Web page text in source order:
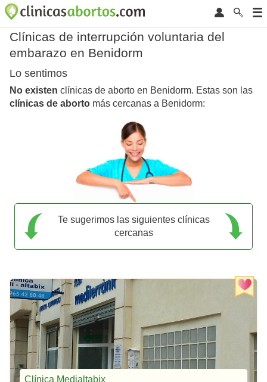
Clínicas de interrupción voluntaria del
embarazo en Benidorm
Lo sentimos
No existen clínicas de aborto en Benidorm. Estas son las
clínicas de aborto más cercanas a Benidorm:
Te sugerimos las siguientes clínicas
cercanas
Clínica Medialtabix